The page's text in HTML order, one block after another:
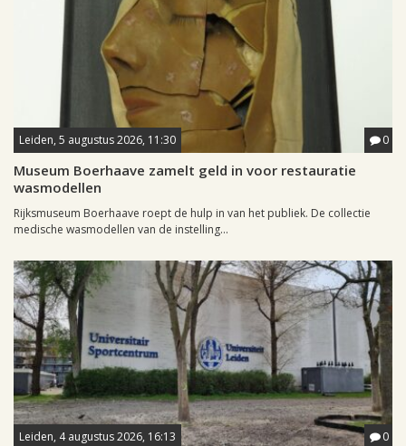
Leiden, 5 augustus 2026, 11:30 0
Museum Boerhaave zamelt geld in voor restauratie
wasmodellen
Rijksmuseum Boerhaave roept de hulp in van het publiek. De collectie
medische wasmodellen van de instelling...
Leiden, 4 augustus 2026, 16:13 0